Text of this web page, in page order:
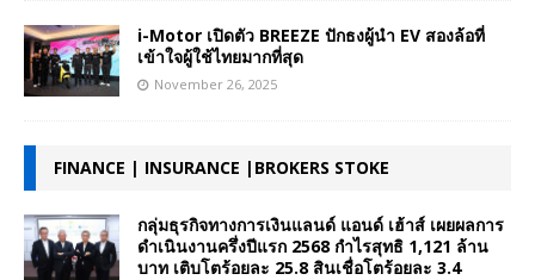
i-Motor เปิดตัว BREEZE ปักธงผู้นำ EV สองล้อที่
เข้าใจผู้ใช้ไทยมากที่สุด
November 26, 2025
FINANCE | INSURANCE |BROKERS STOKE
กลุ่มธุรกิจทางการเงินแลนด์ แอนด์ เฮ้าส์ เผยผลการ
ดำเนินงานครึ่งปีแรก 2568 กำไรสุทธิ 1,121 ล้าน
บาท เติบโตร้อยละ 25.8 สินเชื่อโตร้อยละ 3.4